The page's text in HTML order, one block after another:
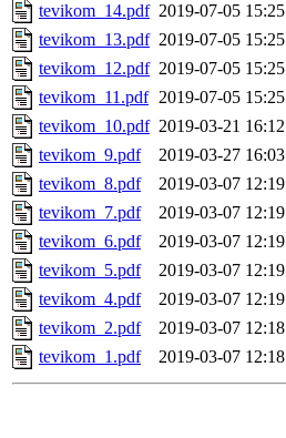
tevikom_14.pdf 2019-07-05 15:25
tevikom_13.pdf 2019-07-05 15:25
tevikom_12.pdf 2019-07-05 15:25
tevikom_11.pdf 2019-07-05 15:25
tevikom_10.pdf 2019-03-21 16:12
tevikom_9.pdf
2019-03-27 16:03
tevikom_8.pdf
2019-03-07 12:19
tevikom_7.pdf
2019-03-07 12:19
tevikom_6.pdf
2019-03-07 12:19
tevikom_5.pdf
2019-03-07 12:19
tevikom_4.pdf
2019-03-07 12:19
tevikom_2.pdf
2019-03-07 12:18
tevikom_1.pdf
2019-03-07 12:18